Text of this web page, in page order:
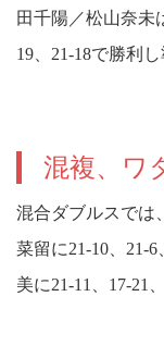
田千陽／松山奈未
19、21-18で勝利し
混複、ワ
混合ダブルスでは
菜留に21-10、21-
美に21-11、17-21